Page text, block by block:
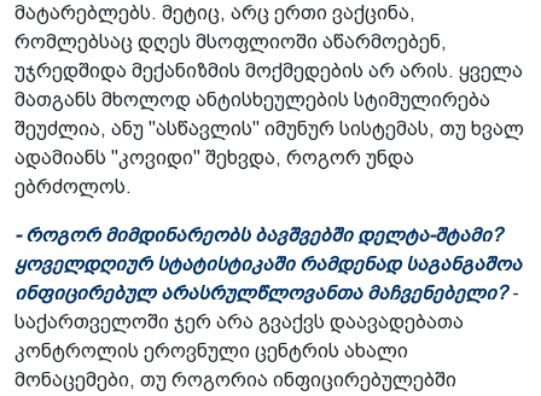
მატარებლებს. მეტიც, არც ერთი ვაქცინა,
რომლებსაც დღეს მსოფლიოში აწარმოებენ,
უჯრედშიდა მექანიზმის მოქმედების არ არის. ყველა
მათგანს მხოლოდ ანტისხეულების სტიმულირება
შეუძლია, ანუ "ასწავლის" იმუნურ სისტემას, თუ ხვალ
ადამიანს "კოვიდი" შეხვდა, როგორ უნდა
ებრძოლოს.
- როგორ მიმდინარეობს ბავშვებში დელტა-შტამი?
ყოველდღიურ სტატისტიკაში რამდენად საგანგაშოა
ინფიცირებულ არასრულწლოვანთა მაჩვენებელი?-
საქართველოში ჯერ არა გვაქვს დაავადებათა
კონტროლის ეროვნული ცენტრის ახალი
მონაცემები, თუ როგორია ინფიცირებულებში